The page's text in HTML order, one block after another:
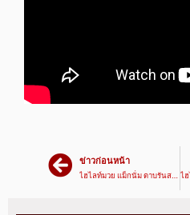
ข่าวก่อนหน้า
ไฮไลท์มวย แม็กนั่ม ดาบรันสารคาม VS เพชรบ้านดอน เพชรแสงทอง| ศึกเพชรยินดี 7/10/64 | มวยเด็ด789